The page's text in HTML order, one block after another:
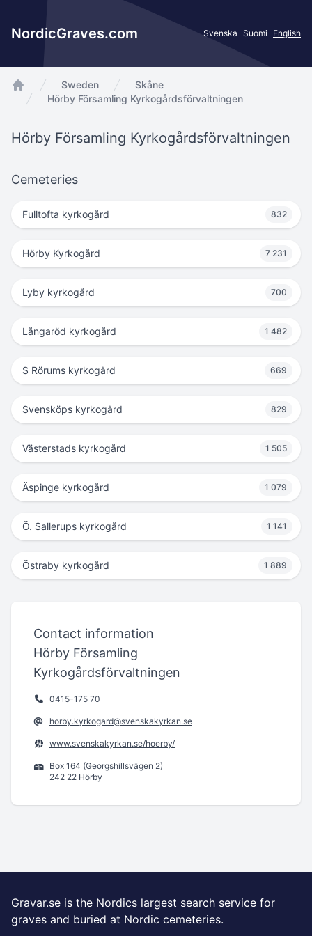
NordicGraves.com Svenska Suomi English
app.Start
Sweden
Skåne
Hörby Församling Kyrkogårdsförvaltningen
Hörby Församling Kyrkogårdsförvaltningen
Cemeteries
Fulltofta kyrkogård 832
Hörby Kyrkogård 7 231
Lyby kyrkogård 700
Långaröd kyrkogård 1 482
S Rörums kyrkogård 669
Svensköps kyrkogård 829
Västerstads kyrkogård 1 505
Äspinge kyrkogård 1 079
Ö. Sallerups kyrkogård 1 141
Östraby kyrkogård 1 889
Contact information
Hörby Församling
Kyrkogårdsförvaltningen
0415-175 70
horby.kyrkogard@svenskakyrkan.se
www.svenskakyrkan.se/hoerby/
Box 164 (Georgshillsvägen 2)
242 22 Hörby
Gravar.se is the Nordics largest search service for
graves and buried at Nordic cemeteries.